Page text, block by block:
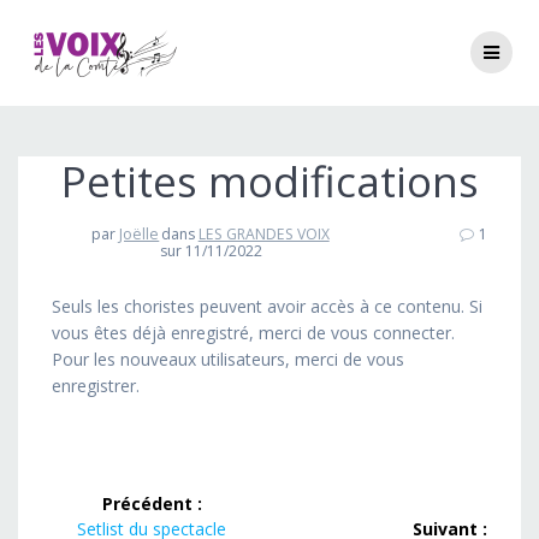
Petites modifications
par Joëlle dans LES GRANDES VOIX
sur 11/11/2022
1
Seuls les choristes peuvent avoir accès à ce contenu. Si
vous êtes déjà enregistré, merci de vous connecter.
Pour les nouveaux utilisateurs, merci de vous
enregistrer.
Navigation
Précédent :
Article
Setlist du spectacle
Suivant :